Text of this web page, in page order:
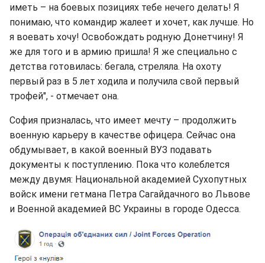
иметь – на боевых позициях тебе нечего делать! Я
понимаю, что командир жалеет и хочет, как лучше. Но
я воевать хочу! Освобождать родную Донетчину! Я
же для того и в армию пришла! Я же специально с
детства готовилась: бегала, стреляла. На охоту
первый раз в 5 лет ходила и получила свой первый
трофей", - отмечает она.
София призналась, что имеет мечту – продолжить
военную карьеру в качестве офицера. Сейчас она
обдумывает, в какой военный ВУЗ подавать
документы к поступлению. Пока что колеблется
между двумя: Национальной академией Сухопутных
войск имени гетмана Петра Сагайдачного во Львове
и Военной академией ВС Украины в городе Одесса.